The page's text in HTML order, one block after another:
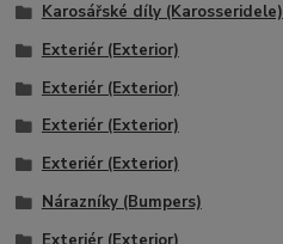
Karosářské díly (Karosseridele)
Exteriér (Exterior)
Exteriér (Exterior)
Exteriér (Exterior)
Exteriér (Exterior)
Nárazníky (Bumpers)